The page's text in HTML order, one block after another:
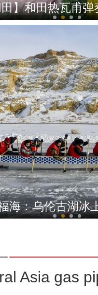
斯公路口岸恢复
和若铁路首次迎
：乌伦古湖冰川
Asia gas